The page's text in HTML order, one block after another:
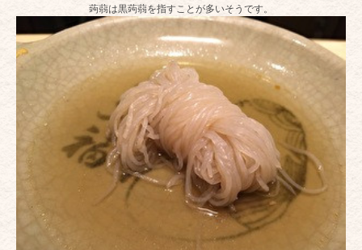
蒟蒻は黒蒟蒻を指すことが多いそうです。